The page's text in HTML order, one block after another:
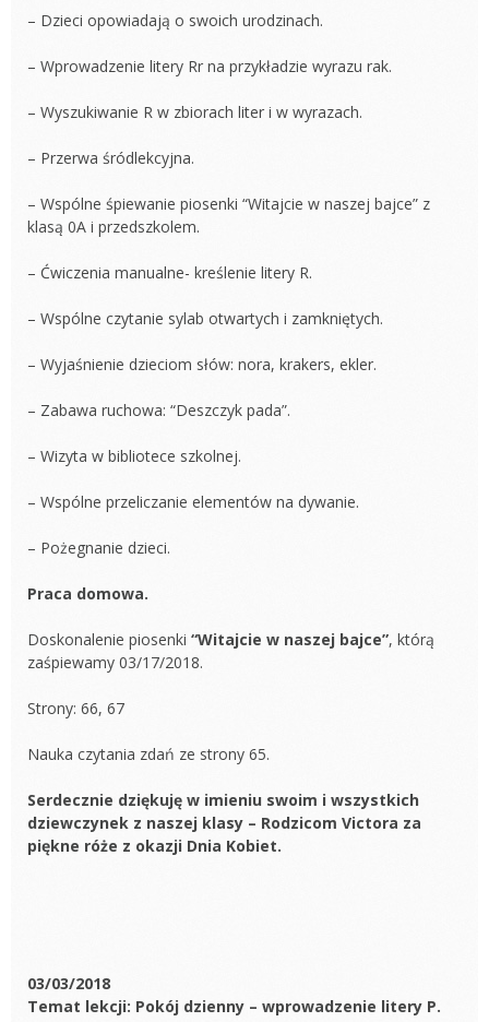
– Dzieci opowiadają o swoich urodzinach.
– Wprowadzenie litery Rr na przykładzie wyrazu rak.
– Wyszukiwanie R w zbiorach liter i w wyrazach.
– Przerwa śródlekcyjna.
– Wspólne śpiewanie piosenki “Witajcie w naszej bajce” z
klasą 0A i przedszkolem.
– Ćwiczenia manualne- kreślenie litery R.
– Wspólne czytanie sylab otwartych i zamkniętych.
– Wyjaśnienie dzieciom słów: nora, krakers, ekler.
– Zabawa ruchowa: “Deszczyk pada”.
– Wizyta w bibliotece szkolnej.
– Wspólne przeliczanie elementów na dywanie.
– Pożegnanie dzieci.
Praca domowa.
Doskonalenie piosenki “Witajcie w naszej bajce”, którą
zaśpiewamy 03/17/2018.
Strony: 66, 67
Nauka czytania zdań ze strony 65.
Serdecznie dziękuję w imieniu swoim i wszystkich
dziewczynek z naszej klasy – Rodzicom Victora za
piękne róże z okazji Dnia Kobiet.
03/03/2018
Temat lekcji: Pokój dzienny – wprowadzenie litery P.